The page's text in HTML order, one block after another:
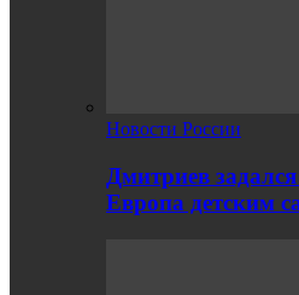
Новости России
Дмитриев
Европа детским